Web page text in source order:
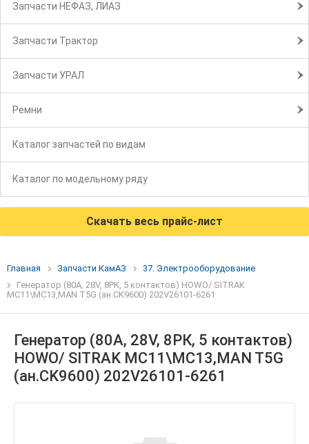
Запчасти НЕФАЗ, ЛИАЗ
Запчасти Трактор
Запчасти УРАЛ
Ремни
Каталог запчастей по видам
Каталог по модельному ряду
Скачать весь прайс-лист
Главная Запчасти КамАЗ
37. Электрооборудование
Генератор (80А, 28V, 8РК, 5 контактов) HOWO/ SITRAK
МС11\МС13,MAN T5G (ан.CK9600) 202V26101-6261
Генератор (80А, 28V, 8РК, 5 контактов)
HOWO/ SITRAK МС11\МС13,MAN T5G
(ан.CK9600) 202V26101-6261